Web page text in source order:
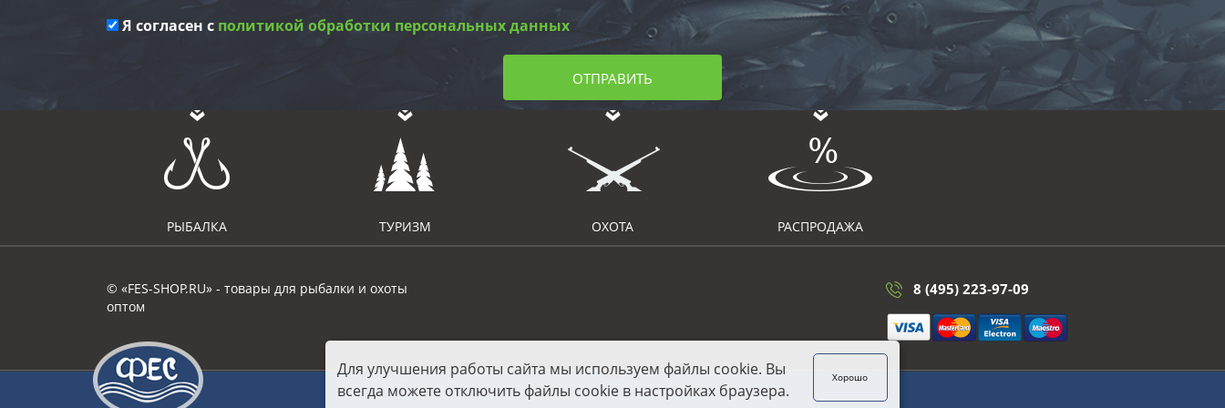
Я согласен с политикой обработки персональных данных
ОТПРАВИТЬ
РЫБАЛКА ТУРИЗМ ОХОТА РАСПРОДАЖА
© «FES-SHOP.RU» - товары для рыбалки и охоты
оптом
8 (495) 223-97-09
Для улучшения работы сайта мы используем файлы cookie. Вы
всегда можете отключить файлы cookie в настройках браузера.
Хорошо